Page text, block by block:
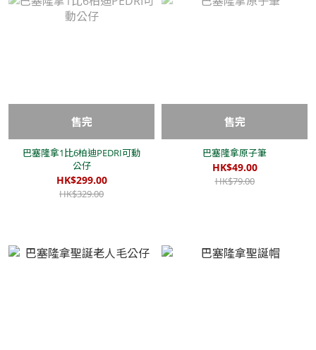
售完
巴塞隆拿1比6柏迪PEDRI可動
公仔
HK$299.00
HK$329.00
售完
巴塞隆拿原子筆
HK$49.00
HK$79.00